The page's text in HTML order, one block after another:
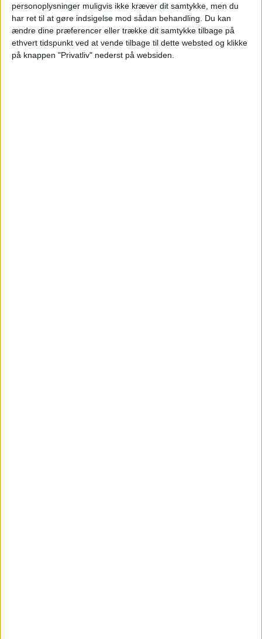
personoplysninger muligvis ikke kræver dit samtykke, men du
har ret til at gøre indsigelse mod sådan behandling.
Du kan
ændre dine præferencer eller trække dit samtykke tilbage på
ethvert tidspunkt ved at vende tilbage til dette websted og klikke
på knappen "Privatliv" nederst på websiden.